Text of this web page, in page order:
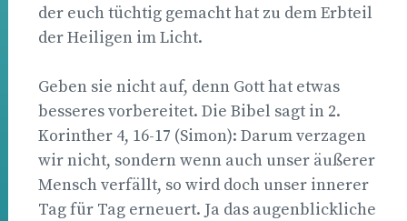
der euch tüchtig gemacht hat zu dem Erbteil
der Heiligen im Licht.
Geben sie nicht auf, denn Gott hat etwas
besseres vorbereitet. Die Bibel sagt in 2.
Korinther 4, 16-17 (Simon): Darum verzagen
wir nicht, sondern wenn auch unser äußerer
Mensch verfällt, so wird doch unser innerer
Tag für Tag erneuert. Ja das augenblickliche